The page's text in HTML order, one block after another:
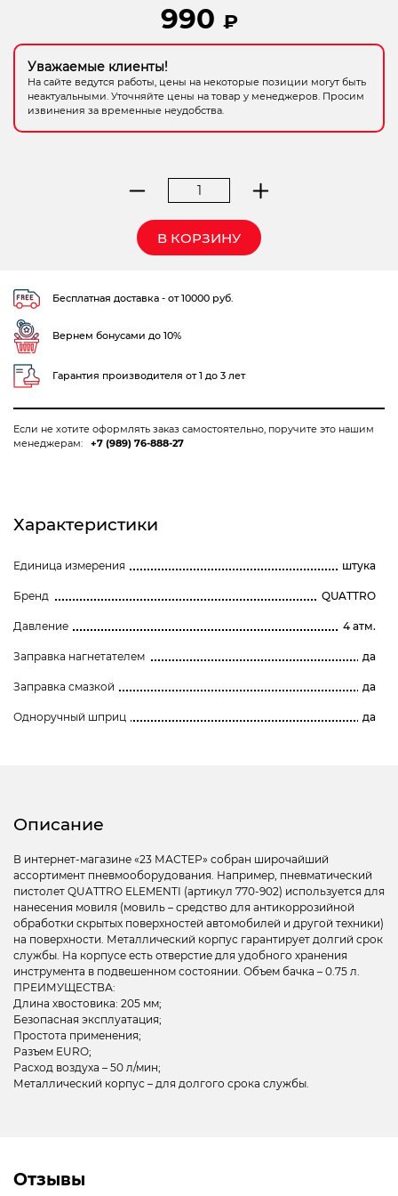
990 ₽
Уважаемые клиенты!
На сайте ведутся работы, цены на некоторые позиции могут быть
неактуальными. Уточняйте цены на товар у менеджеров. Просим
извинения за временные неудобства.
Количество
пистолет
QUATTRO
мовиля
В КОРЗИНУ
Бесплатная доставка - от 10000 руб.
Вернем бонусами до 10%
Гарантия производителя от 1 до 3 лет
Если не хотите оформлять заказ самостоятельно, поручите это нашим
менеджерам:
+7 (989) 76-888-27
Характеристики
Единица измерения штука
Бренд QUATTRO
Давление 4 атм.
Заправка нагнетателем да
Заправка смазкой да
Одноручный шприц да
Описание
В интернет-магазине «23 МАСТЕР» собран широчайший
ассортимент пневмооборудования. Например, пневматический
пистолет QUATTRO ELEMENTI (артикул 770-902) используется для
нанесения мовиля (мовиль – средство для антикоррозийной
обработки скрытых поверхностей автомобилей и другой техники)
на поверхности. Металлический корпус гарантирует долгий срок
службы. На корпусе есть отверстие для удобного хранения
инструмента в подвешенном состоянии. Объем бачка – 0.75 л.
ПРЕИМУЩЕСТВА:
Длина хвостовика: 205 мм;
Безопасная эксплуатация;
Простота применения;
Разъем EURO;
Расход воздуха – 50 л/мин;
Металлический корпус – для долгого срока службы.
Отзывы